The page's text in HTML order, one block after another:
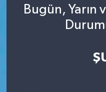
Bugün, Yarın
SPOR
Trafik Durumu